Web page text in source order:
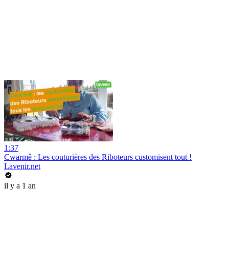
1:37
Cwarmê : Les couturières des Riboteurs customisent tout !
Lavenir.net
il y a 1 an